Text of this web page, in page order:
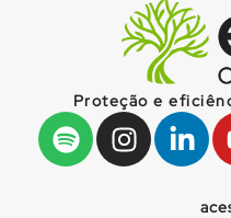
Proteção e